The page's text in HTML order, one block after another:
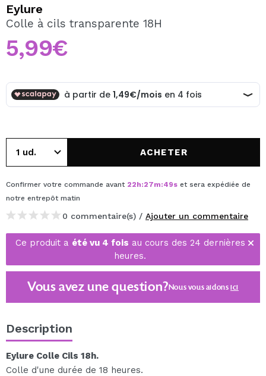
En créant un compte sur Maquibeauty.fr vous pourrez
effectuer vos achats rapidement, vérifier l'état de vos
commandes et consulter vos opérations précédentes.
CRÉER UN COMPTE
Eylure
Colle à cils transparente 18H
5,99€
ACHETER
Confirmer votre commande avant 22h:27m:49s et sera expédiée de
notre entrepôt matin
0 commentaire(s) / Ajouter un commentaire
Ce produit a été vu 4 fois au cours des 24 dernières
heures.
Vous avez une question?Nous vous aidonsici
Description
Eylure Colle Cils 18h.
Colle d'une durée de 18 heures.